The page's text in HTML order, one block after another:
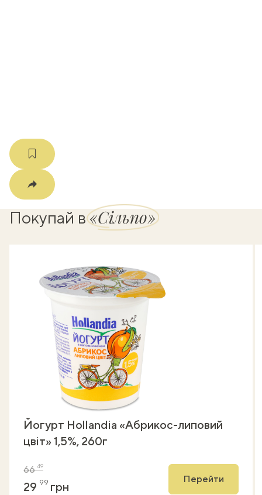
Покупай в«Сільпо»
Йогурт Hollandia «Абрикос-липовий
цвіт» 1,5%, 260г
6649
29 99 грн
Перейти